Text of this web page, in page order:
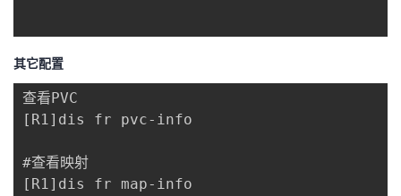
其它配置
查看PVC
[R1]dis fr pvc-info
#查看映射
[R1]dis fr map-info